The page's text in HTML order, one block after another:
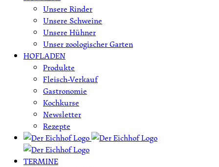
Unsere Rinder
Unsere Schweine
Unsere Hühner
Unser zoologischer Garten
HOFLADEN
Produkte
Fleisch-Verkauf
Gastronomie
Kochkurse
Newsletter
Rezepte
TERMINE